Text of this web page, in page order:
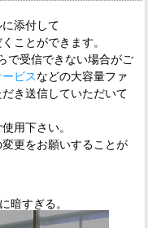
添付して
ことができます。
で受信できない場合がご
ビスなどの大容量ファ
き送信していただいて
用下さい。
更をお願いすることが
暗すぎる。